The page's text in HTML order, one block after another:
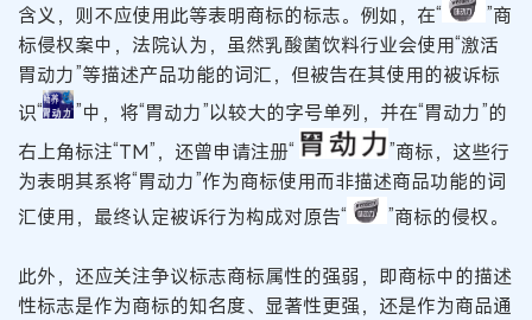
含义，则不应使用此等表明商标的标志。例如，在“
”商
标侵权案中，法院认为，虽然乳酸菌饮料行业会使用“激活
胃动力”等描述产品功能的词汇，但被告在其使用的被诉标
识“
”中，将“胃动力”以较大的字号单列，并在“胃动力”的
右上角标注“TM”，还曾申请注册“
”商标，这些行
为表明其系将“胃动力”作为商标使用而非描述商品功能的词
汇使用，最终认定被诉行为构成对原告“
”商标的侵权。
此外，还应关注争议标志商标属性的强弱，即商标中的描述
性标志是作为商标的知名度、显著性更强，还是作为商品通